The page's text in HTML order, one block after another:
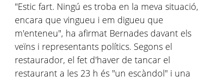
"Estic fart. Ningú es troba en la meva situació,
encara que vingueu i em digueu que
m'enteneu", ha afirmat Bernades davant els
veïns i representants polítics. Segons el
restaurador, el fet d'haver de tancar el
restaurant a les 23 h és "un escàndol" i una